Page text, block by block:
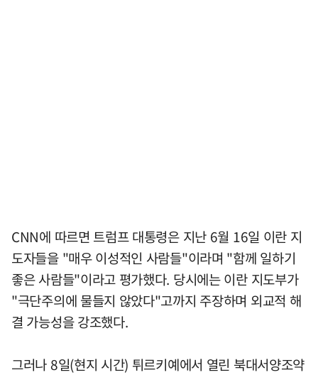
CNN에 따르면 트럼프 대통령은 지난 6월 16일 이란 지
도자들을 "매우 이성적인 사람들"이라며 "함께 일하기
좋은 사람들"이라고 평가했다. 당시에는 이란 지도부가
"극단주의에 물들지 않았다"고까지 주장하며 외교적 해
결 가능성을 강조했다.
그러나 8일(현지 시간) 튀르키예에서 열린 북대서양조약